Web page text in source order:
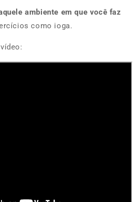
ambiente em que você faz
como ioga.